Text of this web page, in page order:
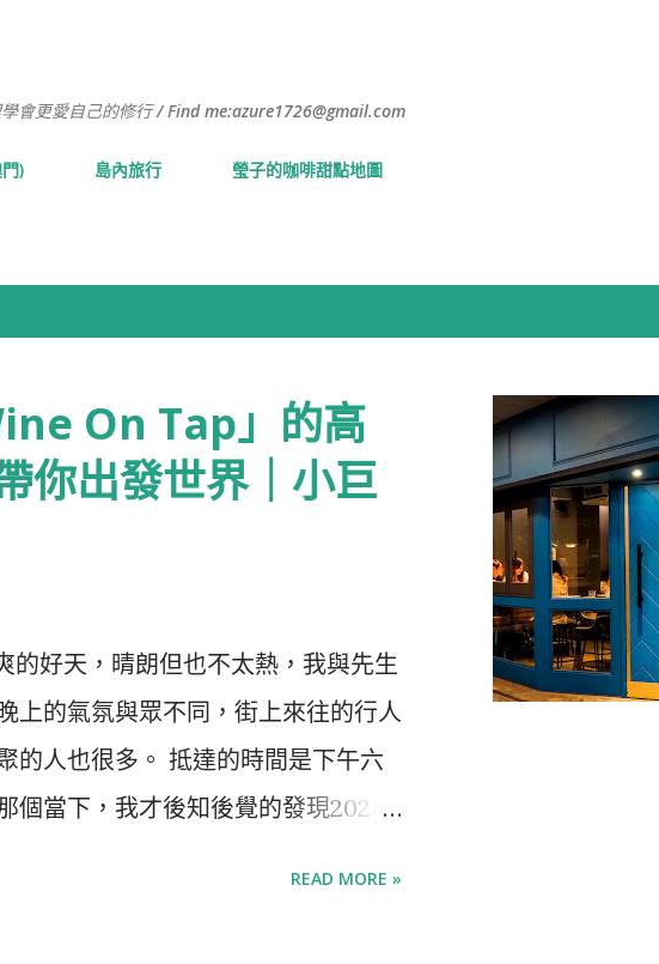
會更愛自己的修行 / Find me:azure1726@gmail.com
) 島內旅行 瑩子的咖啡甜點地圖
On Tap」的高
你出發世界｜小巨
好天，晴朗但也不太熱，我與先生
上的氣氛與眾不同，街上來往的行人
的人也很多。 抵達的時間是下午六
個當下，我才後知後覺的發現2024
READ MORE »